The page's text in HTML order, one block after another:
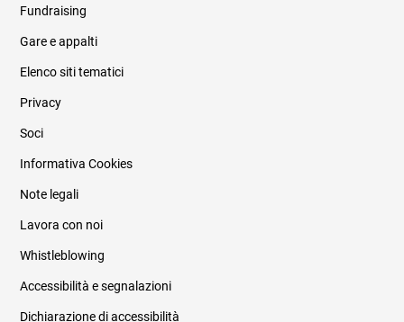
Informazioni legali e trasparenza
Fundraising
Gare e appalti
Elenco siti tematici
Privacy
Soci
Informativa Cookies
Note legali
Lavora con noi
Whistleblowing
Accessibilità e segnalazioni
Dichiarazione di accessibilità